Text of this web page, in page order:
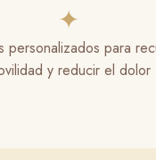
✦
personalizados para
y reducir el dolor